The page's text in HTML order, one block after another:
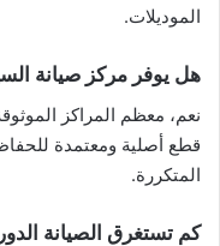
الموديلات.
هل يوفر مركز صيانة
نعم، معظم المراكز
قطع أصلية ومعتمدة
المتكررة.
كم تستغرق الصيانة